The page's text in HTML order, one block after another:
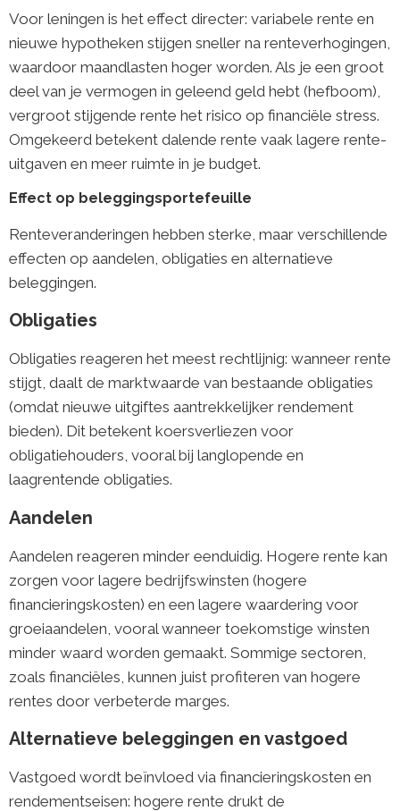
Voor leningen is het effect directer: variabele rente en
nieuwe hypotheken stijgen sneller na renteverhogingen,
waardoor maandlasten hoger worden. Als je een groot
deel van je vermogen in geleend geld hebt (hefboom),
vergroot stijgende rente het risico op financiële stress.
Omgekeerd betekent dalende rente vaak lagere rente-
uitgaven en meer ruimte in je budget.
Effect op beleggingsportefeuille
Renteveranderingen hebben sterke, maar verschillende
effecten op aandelen, obligaties en alternatieve
beleggingen.
Obligaties
Obligaties reageren het meest rechtlijnig: wanneer rente
stijgt, daalt de marktwaarde van bestaande obligaties
(omdat nieuwe uitgiftes aantrekkelijker rendement
bieden). Dit betekent koersverliezen voor
obligatiehouders, vooral bij langlopende en
laagrentende obligaties.
Aandelen
Aandelen reageren minder eenduidig. Hogere rente kan
zorgen voor lagere bedrijfswinsten (hogere
financieringskosten) en een lagere waardering voor
groeiaandelen, vooral wanneer toekomstige winsten
minder waard worden gemaakt. Sommige sectoren,
zoals financiëles, kunnen juist profiteren van hogere
rentes door verbeterde marges.
Alternatieve beleggingen en vastgoed
Vastgoed wordt beïnvloed via financieringskosten en
rendementseisen: hogere rente drukt de